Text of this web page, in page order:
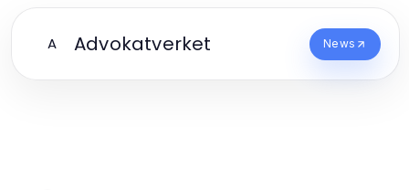
A Advokatverket News